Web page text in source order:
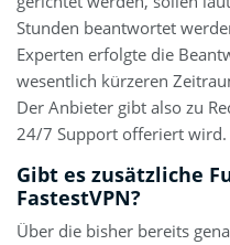
Stunden beantwortet
Experten erfolgte die
wesentlich kürzeren
Der Anbieter gibt also zu
24/7 Support offeriert wird.
Gibt es zusätzliche
FastestVPN?
Über die bisher bereits